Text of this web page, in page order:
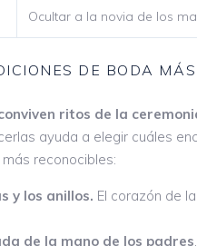
Ocultar a la novia de los
DE BODA
ritos de la
ayuda a elegir cuáles
reconocibles:
y los anillos. El corazón de
de la mano de los padres